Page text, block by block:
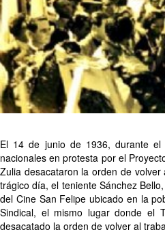
El 14 de junio de 1936, durante el
nacionales en protesta por el
Zulia desacataron la orden de
trágico día, el teniente Sánchez
del Cine San Felipe ubicado en la
Sindical, el mismo lugar donde el
desacatado la orden de volver al